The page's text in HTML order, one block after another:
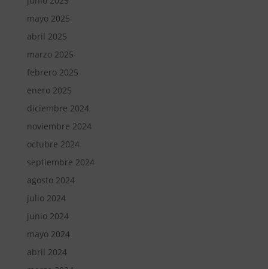
mayo 2025
abril 2025
marzo 2025
febrero 2025
enero 2025
diciembre 2024
noviembre 2024
octubre 2024
septiembre 2024
agosto 2024
julio 2024
junio 2024
mayo 2024
abril 2024